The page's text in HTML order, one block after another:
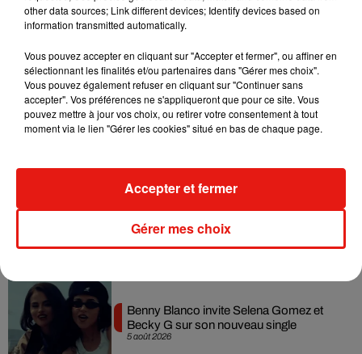
7 août 2026
7 août 2026
Tayc et Didi B dévoilent le single le plus
dansant de l’année
7 août 2026
5 août 2026
Benny Blanco invite Selena Gomez et
Becky G sur son nouveau single
other data sources; Link different devices; Identify devices based on
information transmitted automatically.
Vous pouvez accepter en cliquant sur "Accepter et fermer", ou affiner en
sélectionnant les finalités et/ou partenaires dans "Gérer mes choix".
Vous pouvez également refuser en cliquant sur "Continuer sans
accepter". Vos préférences ne s'appliqueront que pour ce site. Vous
pouvez mettre à jour vos choix, ou retirer votre consentement à tout
moment via le lien "Gérer les cookies" situé en bas de chaque page.
Gérer mes choix
Accepter et fermer